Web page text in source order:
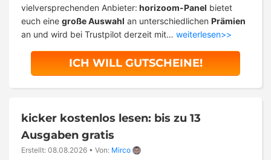
vielversprechenden Anbieter: horizoom-Panel bietet
euch eine große Auswahl an unterschiedlichen Prämien
an und wird bei Trustpilot derzeit mit… weiterlesen>>
ICH WILL GUTSCHEINE!
kicker kostenlos lesen: bis zu 13
Ausgaben gratis
Erstellt: 08.08.2026 • Von: Mirco